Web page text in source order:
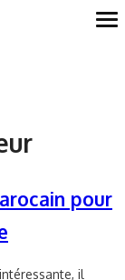
pour
il